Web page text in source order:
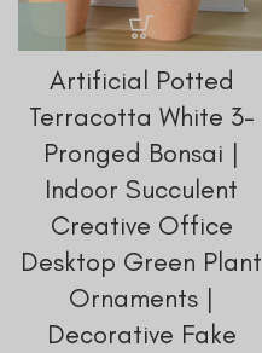
Artificial Potted
Terracotta White 3-
Pronged Bonsai |
Indoor Succulent
Creative Office
Desktop Green Plant
Ornaments |
Decorative Fake